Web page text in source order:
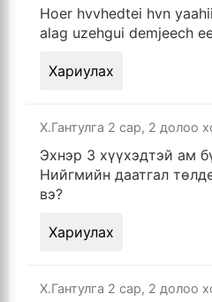
Hoer hvvhedtei hvn
alag uzehgui demjeech
Хариулах
Х.Гантулга 2 сар, 2 долоо
Эхнэр 3 хүүхэдтэй ам
Нийгмийн даатгал
вэ?
Хариулах
Х.Гантулга 2 сар, 2 долоо